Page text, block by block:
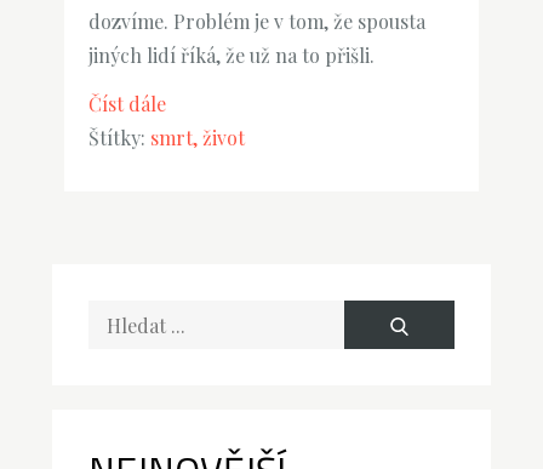
dozvíme. Problém je v tom, že spousta
jiných lidí říká, že už na to přišli.
Číst dále
Štítky: smrt život
Hledat